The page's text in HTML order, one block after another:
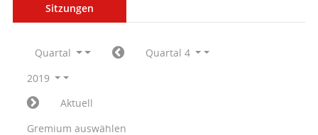
Sitzungen
Quartal
Quartal 4
2019
Aktuell
Gremium auswählen